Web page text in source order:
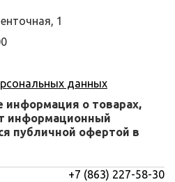
1
данных
информация о товарах,
информационный
публичной офертой в
+7 (863) 227-58-30